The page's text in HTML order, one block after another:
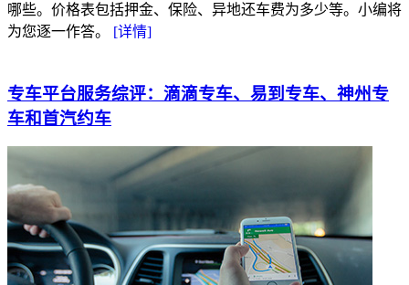
哪些。价格表包括押金、保险、异地还车费为多少等。小编将
为您逐一作答。 [详情]
专车平台服务综评：滴滴专车、易到专车、神州专
车和首汽约车